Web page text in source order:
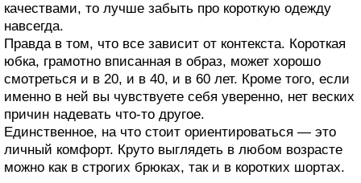
качествами, то лучше забыть про короткую одежду
навсегда.
Правда в том, что все зависит от контекста. Короткая
юбка, грамотно вписанная в образ, может хорошо
смотреться и в 20, и в 40, и в 60 лет. Кроме того, если
именно в ней вы чувствуете себя уверенно, нет веских
причин надевать что-то другое.
Единственное, на что стоит ориентироваться — это
личный комфорт. Круто выглядеть в любом возрасте
можно как в строгих брюках, так и в коротких шортах.